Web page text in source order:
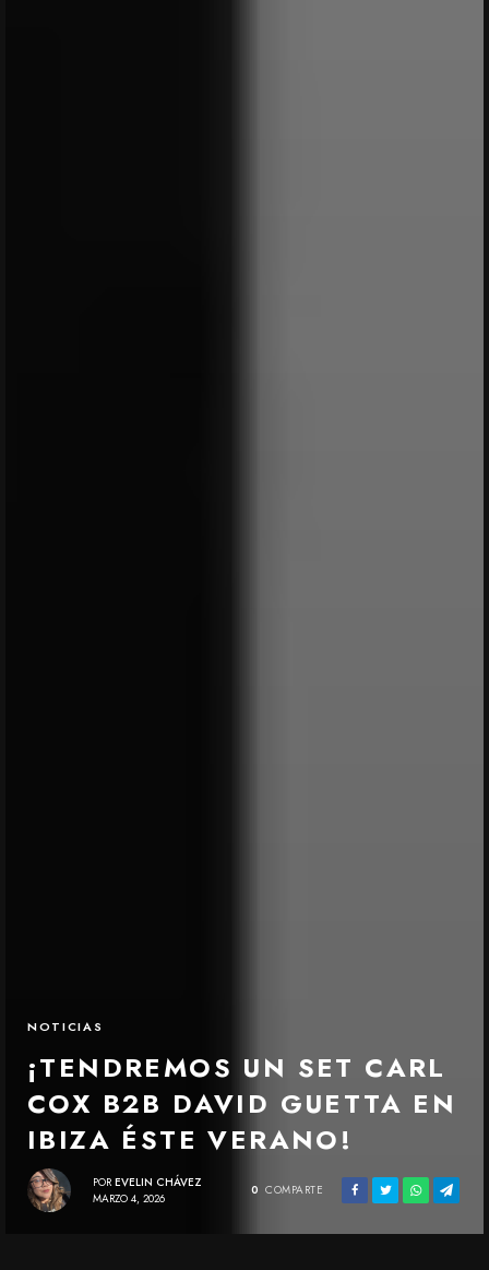
NOTICIAS
¡TENDREMOS UN SET CARL
COX B2B DAVID GUETTA EN
IBIZA ÉSTE VERANO!
POR EVELIN CHÁVEZ
MARZO 4, 2026
0 COMPARTE